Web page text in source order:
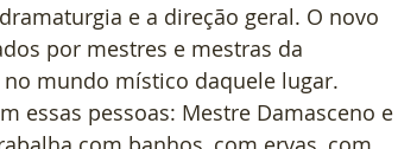
e a direção geral. O novo
por mestres e mestras da
mundo místico daquele lugar.
essas pessoas: Mestre Damasceno e